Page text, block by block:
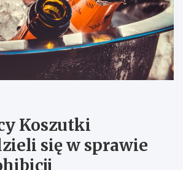
Koszutki
się w sprawie